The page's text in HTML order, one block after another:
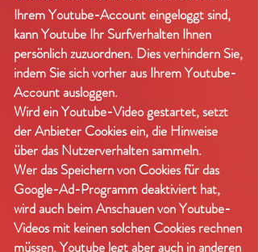
Ihrem Youtube-Account eingeloggt sind,
kann Youtube Ihr Surfverhalten Ihnen
persönlich zuzuordnen. Dies verhindern Sie,
indem Sie sich vorher aus Ihrem Youtube-
Account ausloggen.
Wird ein Youtube-Video gestartet, setzt
der Anbieter Cookies ein, die Hinweise
über das Nutzerverhalten sammeln.
Wer das Speichern von Cookies für das
Google-Ad-Programm deaktiviert hat,
wird auch beim Anschauen von Youtube-
Videos mit keinen solchen Cookies rechnen
müssen. Youtube legt aber auch in anderen